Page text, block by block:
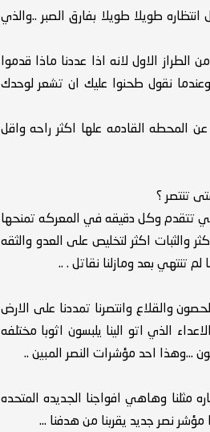
طويلا طويلا بفارق الصبر ..والذي
الاول لانه اذا عددنا ماذا قدموا
نقول طحنوا عليك ان تشعر لوحدك
المحطه القادمه علها اكثر راحه واقل
تنتصر ؟
وهي تتقدم وكل دقيقه في المعركه تمنحها
والثبات اكثر لتخليص على العدو والثقه
تنتهي بعد ومازلنا نقاتل . ..
والقلاع وانتصرنا تمددنا على الارض
الذي اتو الينا يلبسون اثوبا مختلفه
...وهذا احد مؤشرات النصر المبين ..
مثلنا وهاهي افواجنا الجديده المتحده
نصر جديد يقربنا من هدفنا ...